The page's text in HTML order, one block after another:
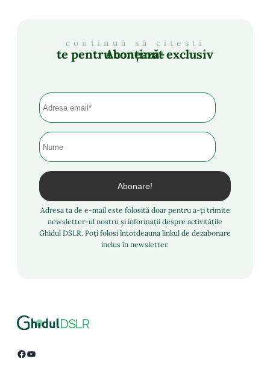
continuă să citești
Abonează-te pentru conținut exclusiv
Adresa ta de e-mail este folosită doar pentru a-ți trimite
newsletter-ul nostru și informații despre activitățile
Ghidul DSLR. Poți folosi întotdeauna linkul de dezabonare
inclus în newsletter.
Facebook YouTube